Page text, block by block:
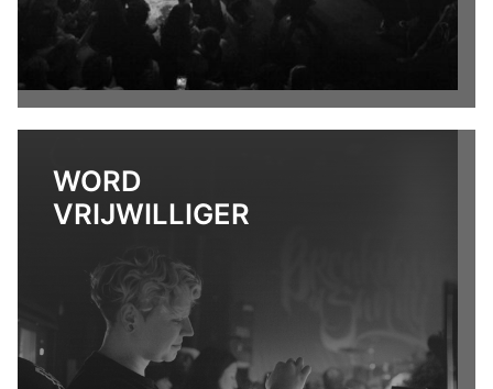
WORD
VRIJWILLIGER